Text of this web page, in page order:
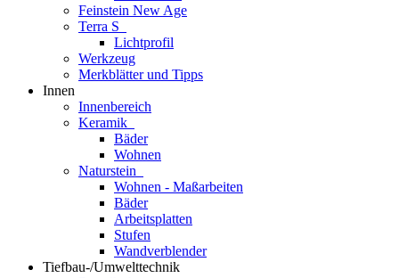
Feinstein New Age
Terra S
Lichtprofil
Werkzeug
Merkblätter und Tipps
Innen
Innenbereich
Keramik
Bäder
Wohnen
Naturstein
Wohnen - Maßarbeiten
Bäder
Arbeitsplatten
Stufen
Wandverblender
Tiefbau-/Umwelttechnik